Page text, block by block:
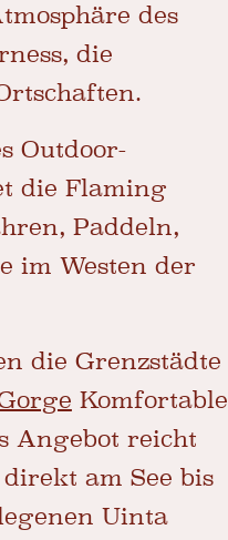
des
die
Outdoor-
die Flaming
Paddeln,
im Westen der
die Grenzstädte
Komfortable
Angebot reicht
am See bis
Uinta